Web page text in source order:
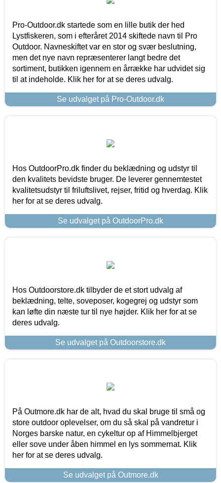
Pro-Outdoor.dk startede som en lille butik der hed
Lystfiskeren, som i efteråret 2014 skiftede navn til Pro
Outdoor. Navneskiftet var en stor og svær beslutning,
men det nye navn repræsenterer langt bedre det
sortiment, butikken igennem en årrække har udvidet sig
til at indeholde. Klik her for at se deres udvalg.
Se udvalget på Pro-Outdoor.dk
Hos OutdoorPro.dk finder du beklædning og udstyr til
den kvalitets bevidste bruger. De leverer gennemtestet
kvalitetsudstyr til friluftslivet, rejser, fritid og hverdag. Klik
her for at se deres udvalg.
Se udvalget på OutdoorPro.dk
Hos Outdoorstore.dk tilbyder de et stort udvalg af
beklædning, telte, soveposer, kogegrej og udstyr som
kan løfte din næste tur til nye højder. Klik her for at se
deres udvalg.
Se udvalget på Outdoorstore.dk
På Outmore.dk har de alt, hvad du skal bruge til små og
store outdoor oplevelser, om du så skal på vandretur i
Norges barske natur, en cykeltur op af Himmelbjerget
eller sove under åben himmel en lys sommernat. Klik
her for at se deres udvalg.
Se udvalget på Outmore.dk